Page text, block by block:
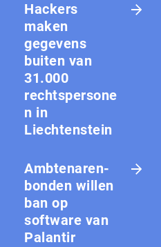
Hackers
maken
gegevens
buiten van
31.000
rechtspersone
n in
Liechtenstein
Amb­te­na­ren­
bon­den willen
ban op
software van
Palantir